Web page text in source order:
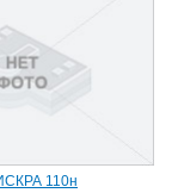
110н